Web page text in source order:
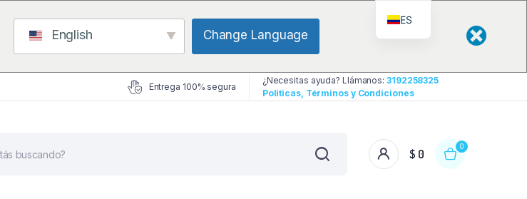
English Change Language
Entrega 100% segura
¿Necesitas ayuda? Llámanos: 3192258325
Politicas, Términos y Condiciones
$ 0
0
ES